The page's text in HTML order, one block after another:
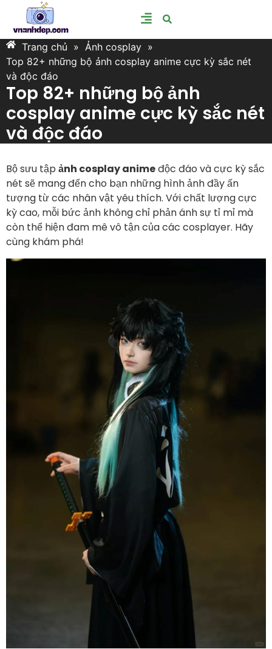
Trang chủ » Ảnh cosplay »
Top 82+ những bộ ảnh cosplay anime cực kỳ sắc nét
và độc đáo
Top 82+ những bộ ảnh
cosplay anime cực kỳ sắc nét
và độc đáo
Bộ sưu tập ảnh cosplay animeđộc đáo và cực kỳ sắc
nét sẽ mang đến cho bạn những hình ảnh đầy ấn
tượng từ các nhân vật yêu thích. Với chất lượng cực
kỳ cao, mỗi bức ảnh không chỉ phản ánh sự tỉ mỉ mà
còn thể hiện đam mê vô tận của các cosplayer. Hãy
cùng khám phá!